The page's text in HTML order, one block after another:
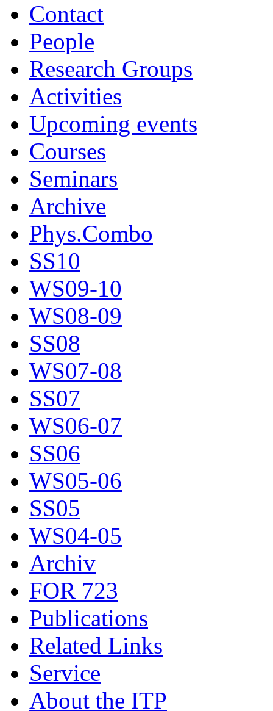
Contact
People
Research Groups
Activities
Upcoming events
Courses
Seminars
Archive
Phys.Combo
SS10
WS09-10
WS08-09
SS08
WS07-08
SS07
WS06-07
SS06
WS05-06
SS05
WS04-05
Archiv
FOR 723
Publications
Related Links
Service
About the ITP